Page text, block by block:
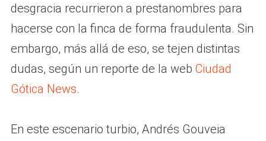
desgracia recurrieron a prestanombres para
hacerse con la finca de forma fraudulenta. Sin
embargo, más allá de eso, se tejen distintas
dudas, según un reporte de la web Ciudad
Gótica News.
En este escenario turbio, Andrés Gouveia